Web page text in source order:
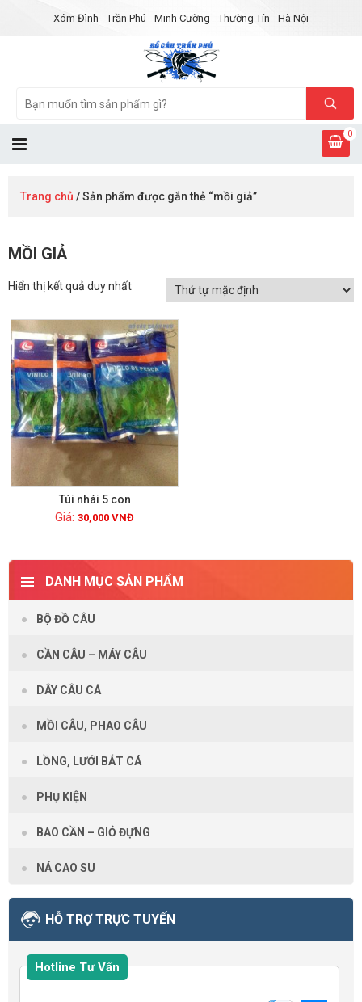
Xóm Đình - Trần Phú - Minh Cường - Thường Tín - Hà Nội
0
Trang chủ / Sản phẩm được gắn thẻ “mồi giả”
MỒI GIẢ
Hiển thị kết quả duy nhất
Túi nhái 5 con
30,000 VNĐ
DANH MỤC SẢN PHẨM
BỘ ĐỒ CÂU
CẦN CÂU – MÁY CÂU
DÂY CÂU CÁ
MỒI CÂU, PHAO CÂU
LỒNG, LƯỚI BẮT CÁ
PHỤ KIỆN
BAO CẦN – GIỎ ĐỰNG
NÁ CAO SU
HỖ TRỢ TRỰC TUYẾN
Hotline Tư Vấn